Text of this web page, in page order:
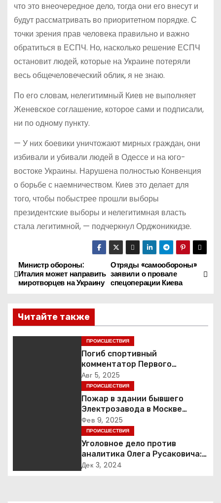
что это внеочередное дело, тогда они его внесут и
будут рассматривать во приоритетном порядке. С
точки зрения прав человека правильно и важно
обратиться в ЕСПЧ. Но, насколько решение ЕСПЧ
остановит людей, которые на Украине потеряли
весь общечеловеческий облик, я не знаю.
По его словам, нелегитимный Киев не выполняет
Женевское соглашение, которое сами и подписали,
ни по одному пункту.
— У них боевики уничтожают мирных граждан, они
избивали и убивали людей в Одессе и на юго-
востоке Украины. Нарушена полностью Конвенция
о борьбе с наемничеством. Киев это делает для
того, чтобы побыстрее прошли выборы
президентские выборы и нелегитимная власть
стала легитимной, — подчеркнул Орджоникидзе.
Н
а
в
и
Отряды «самообороны»
заявили о провале
спецоперации Киева
Министр обороны:
Италия может направить
миротворцев на Украину
Читайте также
ПРОИСШЕСТВИЯ
Погиб спортивный
комментатор Первого
Александр Гришин
Авг 5, 2025
ПРОИСШЕСТВИЯ
Пожар в здании бывшего
Электрозавода в Москве
успешно ликвидирован
Фев 9, 2025
ПРОИСШЕСТВИЯ
Уголовное дело против
аналитика Олега Русаковича:
обвинения, вымогательство и
Дек 3, 2024